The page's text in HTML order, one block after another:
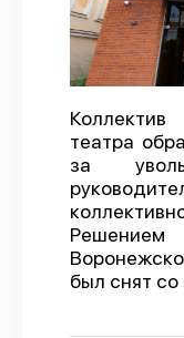
театра
за
Решением
был снят